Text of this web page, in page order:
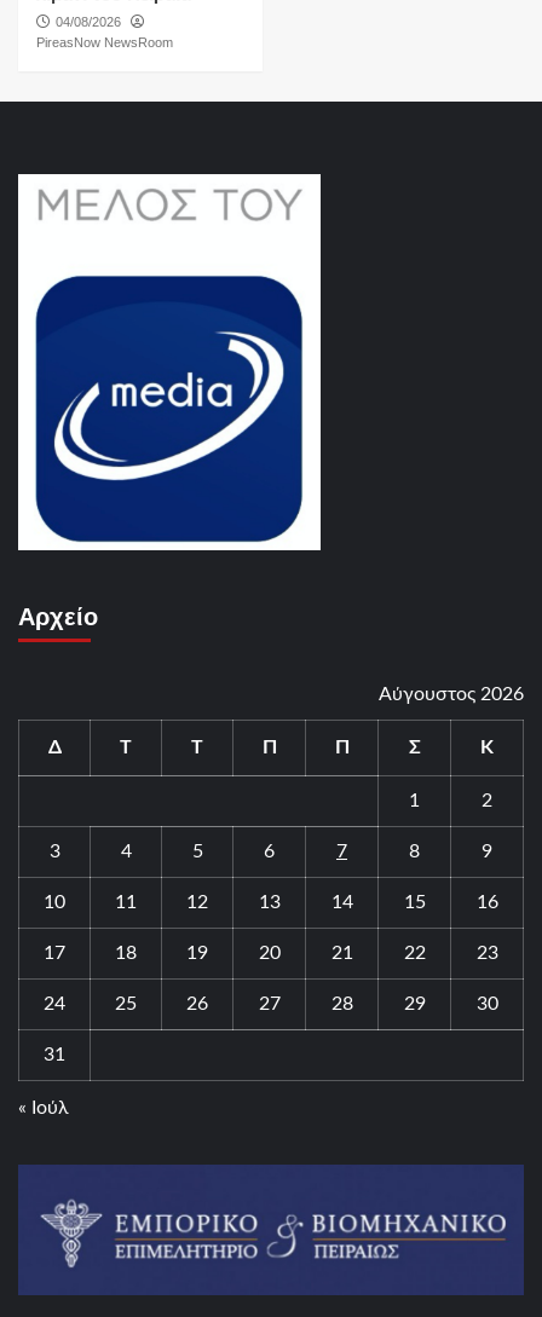
04/08/2026
PireasNow NewsRoom
Αρχείο
Αύγουστος 2026
Δ Τ Τ Π Π Σ Κ
1 2
3 4 5 6 7 8 9
10 11 12 13 14 15 16
17 18 19 20 21 22 23
24 25 26 27 28 29 30
31
« Ιούλ